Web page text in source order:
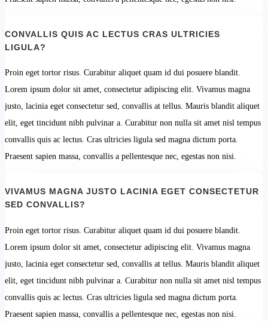
CONVALLIS QUIS AC LECTUS CRAS ULTRICIES
LIGULA?
Proin eget tortor risus. Curabitur aliquet quam id dui posuere blandit.
Lorem ipsum dolor sit amet, consectetur adipiscing elit. Vivamus magna
justo, lacinia eget consectetur sed, convallis at tellus. Mauris blandit aliquet
elit, eget tincidunt nibh pulvinar a. Curabitur non nulla sit amet nisl tempus
convallis quis ac lectus. Cras ultricies ligula sed magna dictum porta.
Praesent sapien massa, convallis a pellentesque nec, egestas non nisi.
VIVAMUS MAGNA JUSTO LACINIA EGET CONSECTETUR
SED CONVALLIS?
Proin eget tortor risus. Curabitur aliquet quam id dui posuere blandit.
Lorem ipsum dolor sit amet, consectetur adipiscing elit. Vivamus magna
justo, lacinia eget consectetur sed, convallis at tellus. Mauris blandit aliquet
elit, eget tincidunt nibh pulvinar a. Curabitur non nulla sit amet nisl tempus
convallis quis ac lectus. Cras ultricies ligula sed magna dictum porta.
Praesent sapien massa, convallis a pellentesque nec, egestas non nisi.